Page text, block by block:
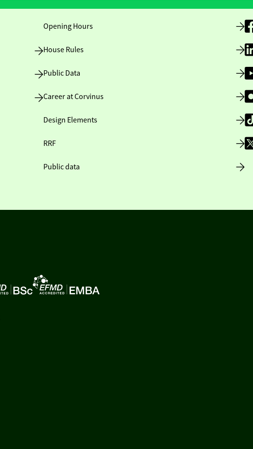
Opening Hours
House Rules
Public Data
Career at Corvinus
Design Elements
RRF
Public data